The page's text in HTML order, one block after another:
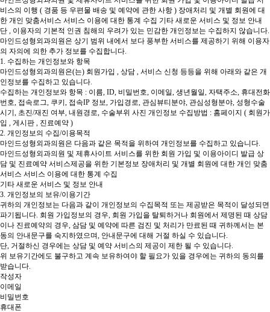
비스의 이행 ( 경품 등 우편물 배송 및 예약에 관한 사항 ) 장애처리 및 개별 회원에 대
한 개인 맞춤서비스 서비스 이용에 대한 통계 수집 기타 새로운 서비스 및 정보 안내
단 , 이용자의 기본적 인권 침해의 우려가 있는 민감한 개인정보는 수집하지 않습니다.
마인드성형외과의원은 상기 범위 내에서 보다 풍부한 서비스를 제공하기 위해 이용자
의 자의에 의한 추가 정보를 수집합니다.
1. 수집하는 개인정보와 항목
마인드성형외과의원은(는) 회원가입 , 상담 , 서비스 신청 등등을 위해 아래와 같은 개
인정보를 수집하고 있습니다.
수집하는 개인정보와 항목 : 이름, ID, 비밀번호, 이메일, 생년월일, 자택주소, 휴대전화
번호, 접속로그, 쿠키, 접속IP 정보, 가입경로, 관심뷰티분야, 관심성형분야, 성형수술
시기, 초진/재진 여부, 내원경로, 수술부위 사진 개인정보 수집방법 : 홈페이지 ( 회원가
입 , 게시판 , 진료예약 )
2. 개인정보의 수집/이용목적
마인드성형외과의원은 다음과 같은 목적을 위하여 개인정보를 수집하고 있습니다.
마인드성형외과의원 및 제휴사이트 서비스를 위한 회원 가입 및 이용아이디 발급 상
담 및 진료예약 서비스제공을 위한 기본정보 장애처리 및 개별 회원에 대한 개인 맞춤
서비스 서비스 이용에 대한 통계 수집
기타 새로운 서비스 및 정보 안내
3. 개인정보의 보유/이용기간
귀하의 개인정보는 다음과 같이 개인정보의 수집목적 또는 제공받은 목적이 달성되면
파기됩니다. 회원 가입정보의 경우, 회원 가입을 탈퇴하거나 회원에서 제명된 때 상담
이나 진료예약의 경우, 삼담 및 예약에 따른 검진 및 처리가 만료된 때 귀하께서는 본
동의 안내문구를 숙지하였으며, 안내문구에 대해 거절 하실 수 있습니다.
단, 거절하신 경우에는 상담 및 예약 서비스의 제공이 제한 될 수 있습니다.
위 보유기간에도 불구하고 계속 보유하여야 할 필요가 있을 경우에는 귀하의 동의를
받습니다.
작성자
이메일
비밀번호
휴대폰